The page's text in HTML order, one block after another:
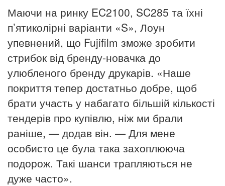
Маючи на ринку EC2100, SC285 та їхні
п’ятиколірні варіанти «S», Лоун
упевнений, що Fujifilm зможе зробити
стрибок від бренду-новачка до
улюбленого бренду друкарів. «Наше
покриття тепер достатньо добре, щоб
брати участь у набагато більшій кількості
тендерів про купівлю, ніж ми брали
раніше, — додав він. — Для мене
особисто це була така захоплююча
подорож. Такі шанси трапляються не
дуже часто».